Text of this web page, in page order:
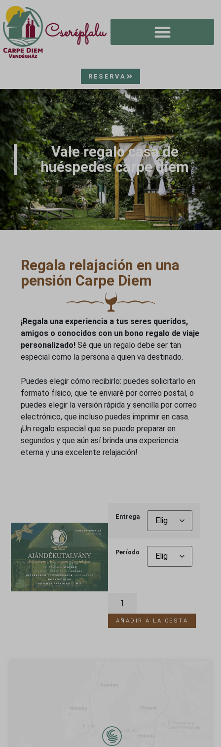
RESERVA
Vale regalo casa de
huéspedes carpe diem
Regala relajación en una
pensión Carpe Diem
¡Regala una experiencia a tus seres queridos,
amigos o conocidos con un bono regalo de viaje
personalizado! Sé que un regalo debe ser tan
especial como la persona a quien va destinado.
Puedes elegir cómo recibirlo: puedes solicitarlo en
formato físico, que te enviaré por correo postal, o
puedes elegir la versión rápida y sencilla por correo
electrónico, que incluso puedes imprimir en casa.
¡Un regalo especial que se puede preparar en
segundos y que aún así brinda una experiencia
eterna y una excelente relajación!
Entrega
Período
AÑADIR A LA CESTA